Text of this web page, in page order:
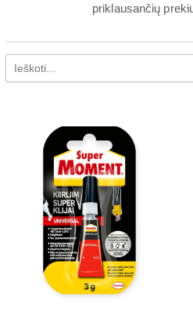
priklausančių